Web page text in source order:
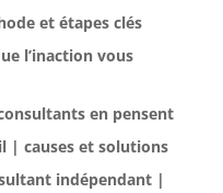
et étapes clés
l’inaction vous
en pensent
| causes et solutions
indépendant |